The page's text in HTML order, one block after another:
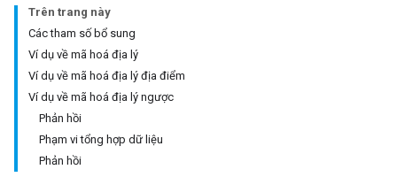
Trên trang này
Các tham số bổ sung
Ví dụ về mã hoá địa lý
Ví dụ về mã hoá địa lý địa điểm
Ví dụ về mã hoá địa lý ngược
Phản hồi
Phạm vi tổng hợp dữ liệu
Phản hồi